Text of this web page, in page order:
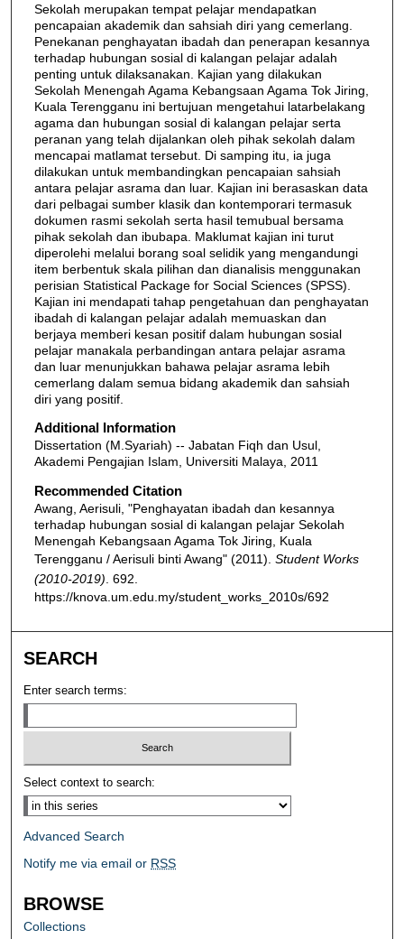
Sekolah merupakan tempat pelajar mendapatkan
pencapaian akademik dan sahsiah diri yang cemerlang.
Penekanan penghayatan ibadah dan penerapan kesannya
terhadap hubungan sosial di kalangan pelajar adalah
penting untuk dilaksanakan. Kajian yang dilakukan
Sekolah Menengah Agama Kebangsaan Agama Tok Jiring,
Kuala Terengganu ini bertujuan mengetahui latarbelakang
agama dan hubungan sosial di kalangan pelajar serta
peranan yang telah dijalankan oleh pihak sekolah dalam
mencapai matlamat tersebut. Di samping itu, ia juga
dilakukan untuk membandingkan pencapaian sahsiah
antara pelajar asrama dan luar. Kajian ini berasaskan data
dari pelbagai sumber klasik dan kontemporari termasuk
dokumen rasmi sekolah serta hasil temubual bersama
pihak sekolah dan ibubapa. Maklumat kajian ini turut
diperolehi melalui borang soal selidik yang mengandungi
item berbentuk skala pilihan dan dianalisis menggunakan
perisian Statistical Package for Social Sciences (SPSS).
Kajian ini mendapati tahap pengetahuan dan penghayatan
ibadah di kalangan pelajar adalah memuaskan dan
berjaya memberi kesan positif dalam hubungan sosial
pelajar manakala perbandingan antara pelajar asrama
dan luar menunjukkan bahawa pelajar asrama lebih
cemerlang dalam semua bidang akademik dan sahsiah
diri yang positif.
Additional Information
Dissertation (M.Syariah) -- Jabatan Fiqh dan Usul,
Akademi Pengajian Islam, Universiti Malaya, 2011
Recommended Citation
Awang, Aerisuli, "Penghayatan ibadah dan kesannya
terhadap hubungan sosial di kalangan pelajar Sekolah
Menengah Kebangsaan Agama Tok Jiring, Kuala
Terengganu / Aerisuli binti Awang" (2011). Student Works
(2010-2019) . 692.
https://knova.um.edu.my/student_works_2010s/692
SEARCH
Enter search terms:
Select context to search:
Advanced Search
Notify me via email or RSS
BROWSE
Collections